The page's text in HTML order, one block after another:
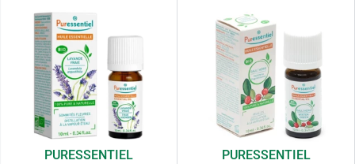
PURESSENTIEL
PURESSENTIEL